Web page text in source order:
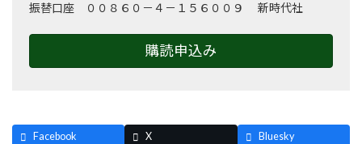
振替口座 ００８６０－４－１５６００９ 新時代社
購読申込み
Facebook X Bluesky